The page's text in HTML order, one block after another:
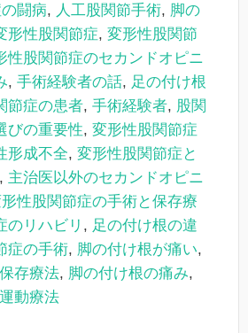
闘病, 人工股関節手術, 脚の
形性股関節症, 変形性股関節
性股関節症のセカンドオピニ
, 手術経験者の話, 足の付け根
節症の患者, 手術経験者, 股関
びの重要性, 変形性股関節症
形成不全, 変形性股関節症と
, 主治医以外のセカンドオピニ
性股関節症の手術と保存療
のリハビリ , 足の付け根の違
症の手術, 脚の付け根が痛い,
存療法, 脚の付け根の痛み,
動療法